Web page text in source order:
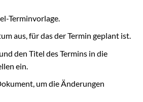
Terminvorlage.
aus, für das der Termin geplant ist.
den Titel des Termins in die
ein.
um die Änderungen